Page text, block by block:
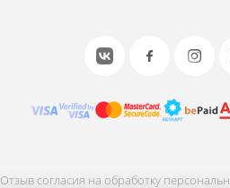
Отзыв согласия на обработку